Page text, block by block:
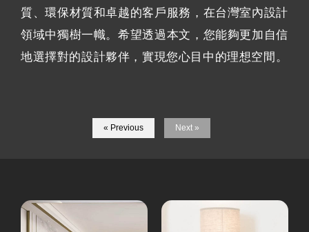
質、環保材質和卓越的客戶服務，在台灣室內設計
領域中獨樹一幟。希望透過本文，您能夠更加自信
地選擇對的設計夥伴，實現您心目中的理想空間。
« Previous Next »